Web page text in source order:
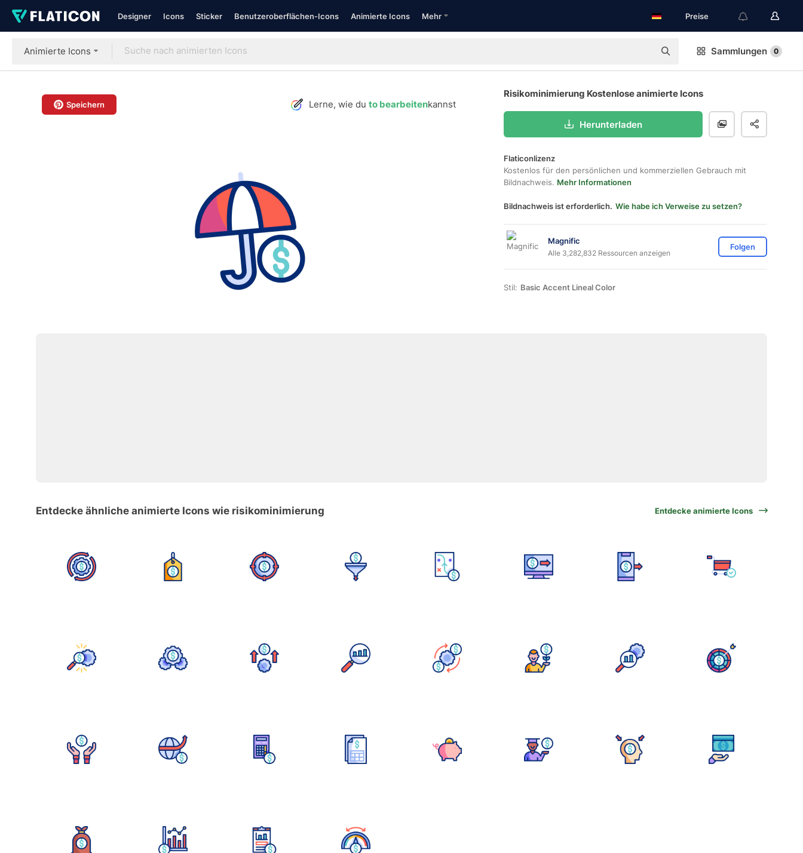
Designer Icons Sticker Benutzeroberflächen-Icons Animierte Icons Mehr Preise
Animierte Icons Sammlungen 0
Speichern Lerne, wie du to bearbeitenkannst
Risikominimierung Kostenlose animierte Icons
Herunterladen
Flaticonlizenz
Kostenlos für den persönlichen und kommerziellen Gebrauch mit
Bildnachweis. Mehr Informationen
Bildnachweis ist erforderlich. Wie habe ich Verweise zu setzen?
Magnific
Alle 3,282,832 Ressourcen anzeigen
Folgen
Stil: Basic Accent Lineal Color
Entdecke ähnliche animierte Icons wie risikominimierung Entdecke animierte Icons